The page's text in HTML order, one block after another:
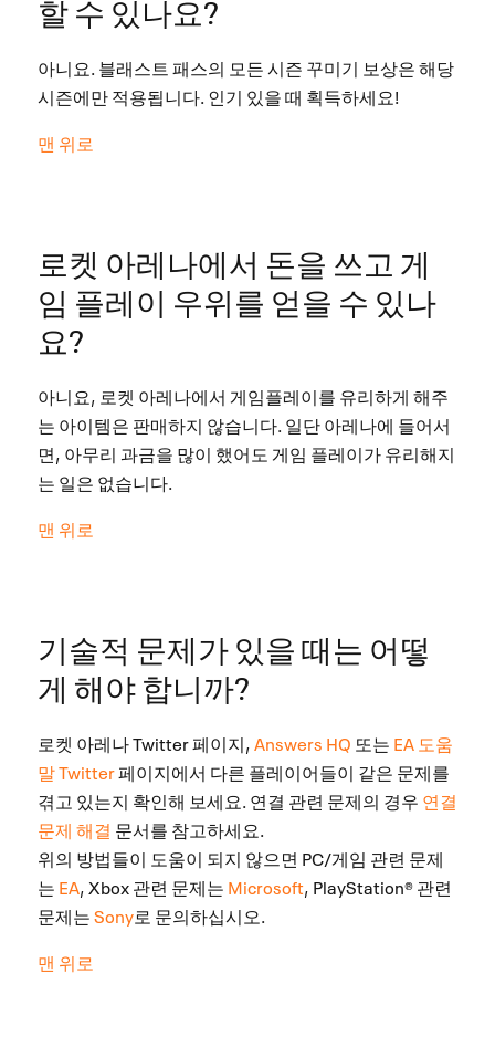
할 수 있나요?
아니요. 블래스트 패스의 모든 시즌 꾸미기 보상은 해당
시즌에만 적용됩니다. 인기 있을 때 획득하세요!
맨 위로
로켓 아레나에서 돈을 쓰고 게
임 플레이 우위를 얻을 수 있나
요?
아니요, 로켓 아레나에서 게임플레이를 유리하게 해주
는 아이템은 판매하지 않습니다. 일단 아레나에 들어서
면, 아무리 과금을 많이 했어도 게임 플레이가 유리해지
는 일은 없습니다.
맨 위로
기술적 문제가 있을 때는 어떻
게 해야 합니까?
로켓 아레나 Twitter 페이지,Answers HQ 또는 EA 도움
말 Twitter페이지에서 다른 플레이어들이 같은 문제를
겪고 있는지 확인해 보세요. 연결 관련 문제의 경우 연결
문제 해결 문서를 참고하세요.
위의 방법들이 도움이 되지 않으면 PC/게임 관련 문제
는 EA, Xbox 관련 문제는 Microsoft, PlayStation® 관련
문제는Sony로 문의하십시오.
맨 위로